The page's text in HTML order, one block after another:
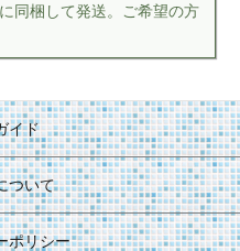
同梱して発送。ご希望の方
イド
ついて
ポリシー